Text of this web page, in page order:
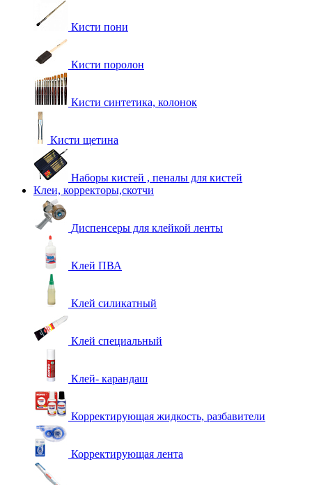
Кисти пони
Кисти поролон
Кисти синтетика, колонок
Кисти щетина
Наборы кистей , пеналы для кистей
Клеи, корректоры,скотчи
Диспенсеры для клейкой ленты
Клей ПВА
Клей силикатный
Клей специальный
Клей- карандаш
Корректирующая жидкость, разбавители
Корректирующая лента